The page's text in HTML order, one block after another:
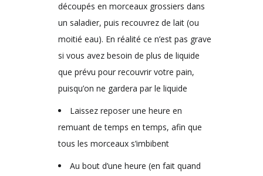
découpés en morceaux grossiers dans
un saladier, puis recouvrez de lait (ou
moitié eau). En réalité ce n’est pas grave
si vous avez besoin de plus de liquide
que prévu pour recouvrir votre pain,
puisqu’on ne gardera par le liquide
Laissez reposer une heure en
remuant de temps en temps, afin que
tous les morceaux s’imbibent
Au bout d’une heure (en fait quand